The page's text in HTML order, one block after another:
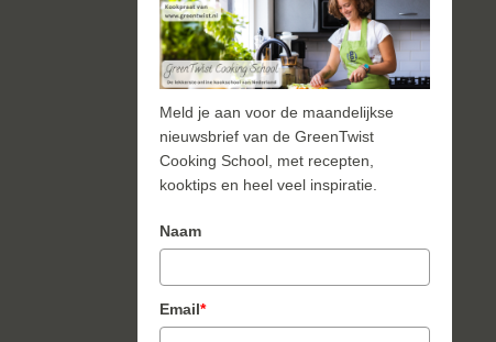
Meld je aan voor de maandelijkse
nieuwsbrief van de GreenTwist
Cooking School, met recepten,
kooktips en heel veel inspiratie.
Naam
Email*